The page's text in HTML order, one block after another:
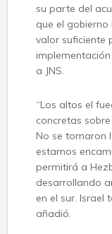
su parte del
que el gobierno
valor suficiente
a JNS.
“Los altos el
concretas
No se tomaron
estamos
permitirá a
desarrollando
en el sur. Israel
añadió.